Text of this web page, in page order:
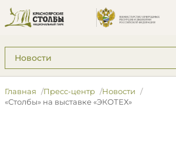
Подразделы: Пресс-центр
Главная Пресс-центр
Новости
«Столбы» на выставке «ЭКОТЕХ»